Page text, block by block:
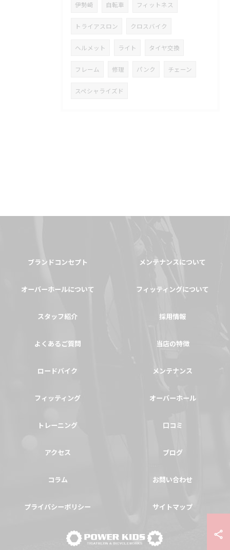
伊勢崎 自転車 フィットネス
トライアスロン クロスバイク
ヘルメット ライト タイヤ交換
フレーム 修理 パンク チェーン
スペシャライズド
ブランドコンセプト メンテナンスについて
オーバーホールについて フィッティングについて
スタッフ紹介 採用情報
よくあるご質問 当店の特徴
ロードバイク メンテナンス
フィッティング オーバーホール
トレーニング 口コミ
アクセス ブログ
コラム お問い合わせ
プライバシーポリシー サイトマップ